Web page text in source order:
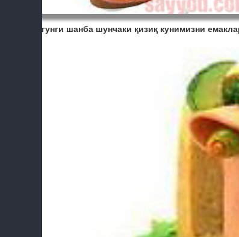
Бугунги шанба шунчаки қизиқ кунимизни